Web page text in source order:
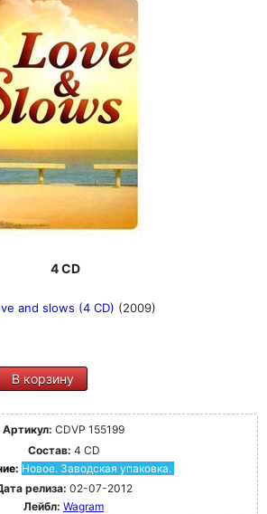
4 CD
and slows (4 CD) (2009)
В корзину
Артикул: CDVP 155199
Состав: 4 CD
Новое. Заводская упаковка.
релиза: 02-07-2012
Лейбл: Wagram